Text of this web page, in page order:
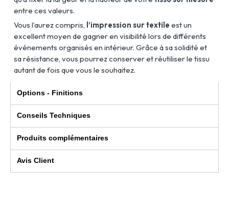
entre ces valeurs.
Vous l’aurez compris, l’impression sur textile est un
excellent moyen de gagner en visibilité lors de différents
événements organisés en intérieur. Grâce à sa solidité et
sa résistance, vous pourrez conserver et réutiliser le tissu
autant de fois que vous le souhaitez.
Options - Finitions
Conseils Techniques
Produits complémentaires
Avis Client